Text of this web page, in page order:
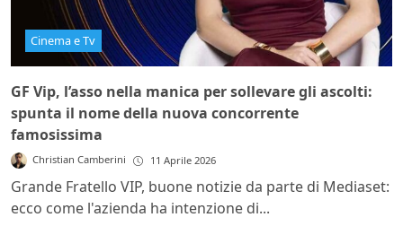
Cinema e Tv
GF Vip, l’asso nella manica per sollevare gli ascolti:
spunta il nome della nuova concorrente
famosissima
Christian Camberini 11 Aprile 2026
Grande Fratello VIP, buone notizie da parte di Mediaset:
ecco come l'azienda ha intenzione di...